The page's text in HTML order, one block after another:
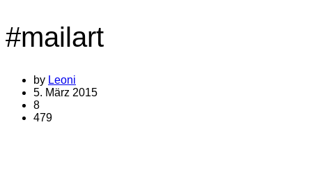
#mailart
by Leoni
5. März 2015
8
479